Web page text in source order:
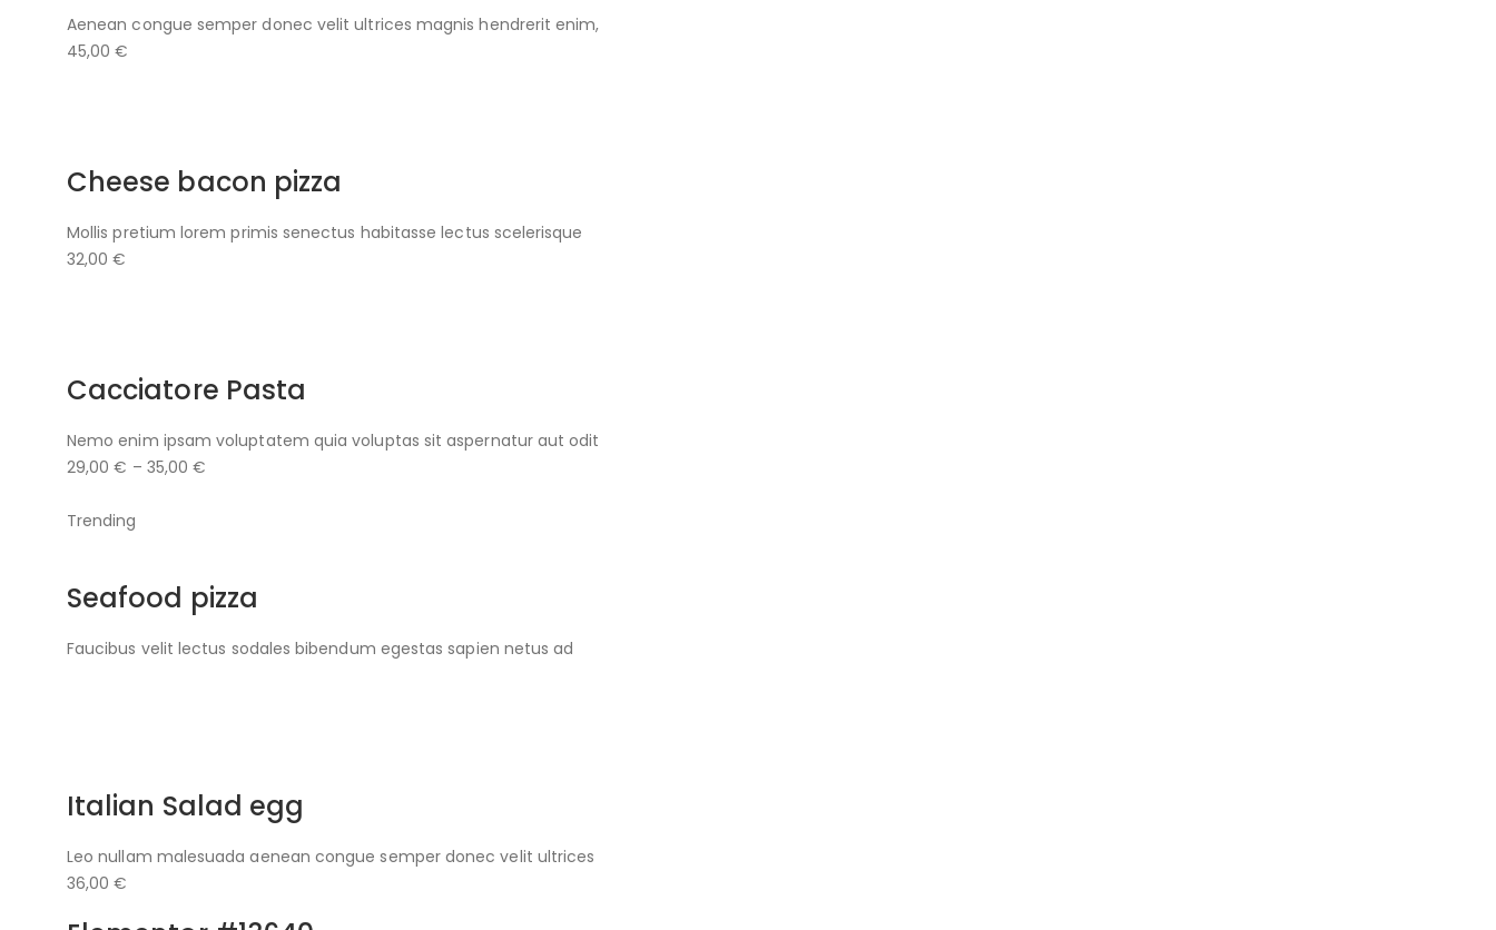
Aenean congue semper donec velit ultrices magnis hendrerit enim,
45,00 €
Cheese bacon pizza
Mollis pretium lorem primis senectus habitasse lectus scelerisque
32,00 €
Cacciatore Pasta
Nemo enim ipsam voluptatem quia voluptas sit aspernatur aut odit
29,00 € – 35,00 €
Trending
Seafood pizza
Faucibus velit lectus sodales bibendum egestas sapien netus ad
Italian Salad egg
Leo nullam malesuada aenean congue semper donec velit ultrices
36,00 €